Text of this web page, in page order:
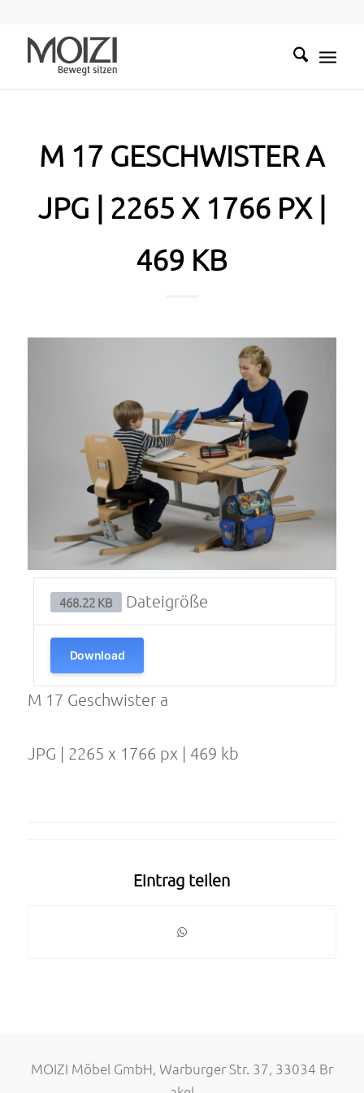
M 17 GESCHWISTER A
JPG | 2265 X 1766 PX |
469 KB
468.22 KB Dateigröße
Download
M 17 Geschwister a
JPG | 2265 x 1766 px | 469 kb
Eintrag teilen
MOIZI Möbel GmbH, Warburger Str. 37, 33034 Br